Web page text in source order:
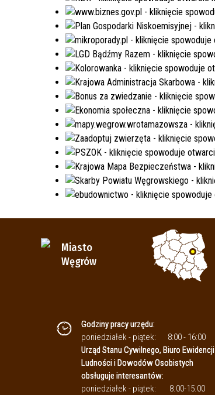
Miasto
Węgrów
Godziny pracy urzędu:
poniedziałek - piątek:
8:00 - 16:00
Urząd Stanu Cywilnego, Biuro Ewidencji
Ludności i Dowodów Osobistych
obsługuje interesantów:
poniedziałek - piątek:
8.00-15.00